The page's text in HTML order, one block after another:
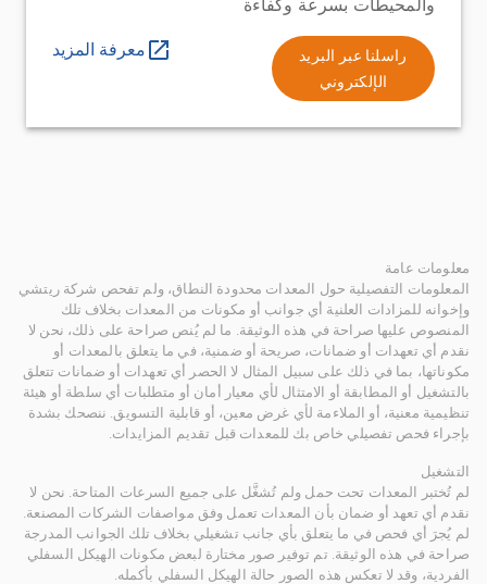
والمحيطات بسرعة وكفاءة
راسلنا عبر البريد
الإلكتروني
معرفة المزيد
معلومات عامة
المعلومات التفصيلية حول المعدات محدودة النطاق، ولم تفحص شركة ريتشي
وإخوانه للمزادات العلنية أي جوانب أو مكونات من المعدات بخلاف تلك
المنصوص عليها صراحة في هذه الوثيقة. ما لم يُنص صراحة على ذلك، نحن لا
نقدم أي تعهدات أو ضمانات، صريحة أو ضمنية، في ما يتعلق بالمعدات أو
مكوناتها، بما في ذلك على سبيل المثال لا الحصر أي تعهدات أو ضمانات تتعلق
بالتشغيل أو المطابقة أو الامتثال لأي معيار أمان أو متطلبات أي سلطة أو هيئة
تنظيمية معنية، أو الملاءمة لأي غرض معين، أو قابلية التسويق. ننصحك بشدة
بإجراء فحص تفصيلي خاص بك للمعدات قبل تقديم المزايدات.
التشغيل
لم تُختبر المعدات تحت حمل ولم تُشغَّل على جميع السرعات المتاحة. نحن لا
نقدم أي تعهد أو ضمان بأن المعدات تعمل وفق مواصفات الشركات المصنعة.
لم يُجرَ أي فحص في ما يتعلق بأي جانب تشغيلي بخلاف تلك الجوانب المدرجة
صراحة في هذه الوثيقة. تم توفير صور مختارة لبعض مكونات الهيكل السفلي
الفردية، وقد لا تعكس هذه الصور حالة الهيكل السفلي بأكمله.